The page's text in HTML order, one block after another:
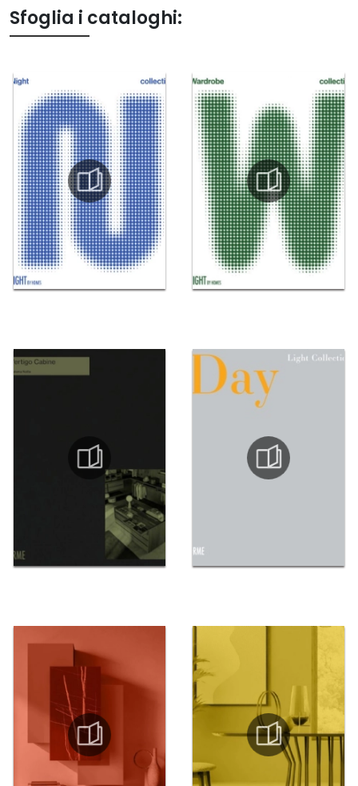
Sfoglia i cataloghi: